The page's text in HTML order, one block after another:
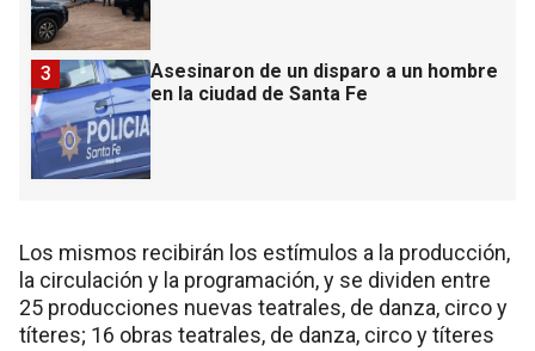
Asesinaron de un disparo a un hombre
en la ciudad de Santa Fe
3
Los mismos recibirán los estímulos a la producción,
la circulación y la programación, y se dividen entre
25 producciones nuevas teatrales, de danza, circo y
títeres; 16 obras teatrales, de danza, circo y títeres